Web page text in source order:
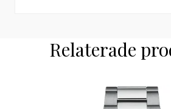
Relaterade